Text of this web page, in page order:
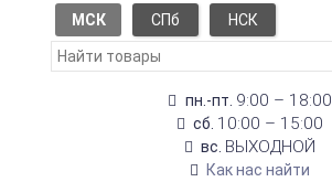
МСК СПб НСК
пн.-пт. 9:00 – 18:00
сб. 10:00 – 15:00
вс. ВЫХОДНОЙ
Как нас найти